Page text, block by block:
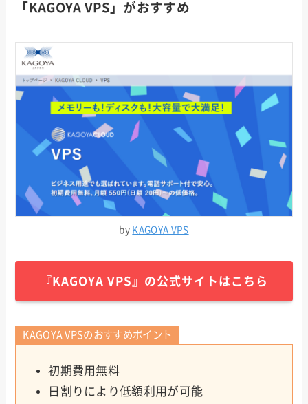
「KAGOYA VPS」がおすすめ
by KAGOYA VPS
『KAGOYA VPS』の公式サイトはこちら
KAGOYA VPSのおすすめポイント
初期費用無料
日割りにより低額利用が可能